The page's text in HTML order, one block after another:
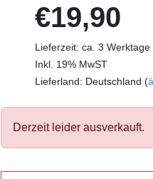
€19,90
Lieferzeit: ca. 3 Werktage
Inkl. 19% MwST
Lieferland: Deutschland (
Derzeit leider ausverkauft.